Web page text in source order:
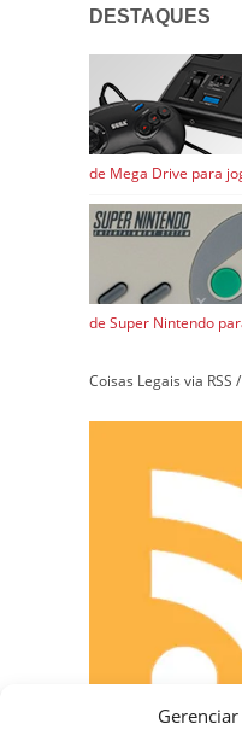
DESTAQUES
de Mega Drive para
de Super Nintendo
Coisas Legais via RSS